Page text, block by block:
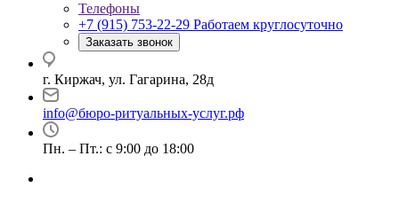
Телефоны
+7 (915) 753-22-29 Работаем круглосуточно
Заказать звонок
г. Киржач, ул. Гагарина, 28д
info@бюро-ритуальных-услуг.рф
Пн. – Пт.: с 9:00 до 18:00